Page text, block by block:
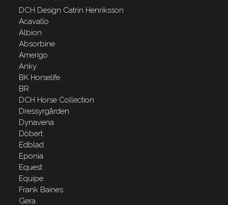
DCH Design Catrin Henriksson
Acavallo
Albion
Absorbine
Amerigo
Anky
BK Horselife
BR
DCH Horse Collection
Dressyrgården
Dynavena
Döbert
Edblad
Eponia
Equest
Equipe
Frank Baines
Gera